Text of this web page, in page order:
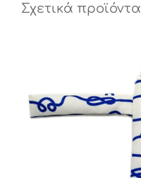
Σχετικά προϊόντα